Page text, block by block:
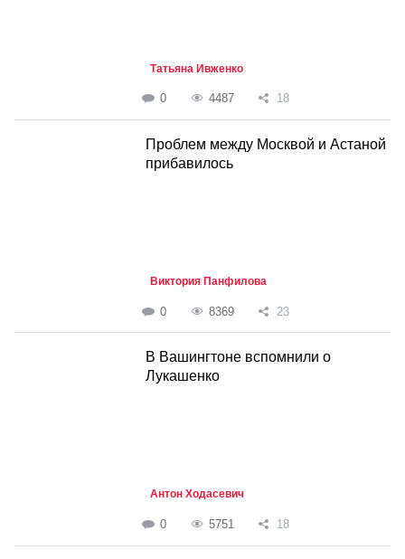
Татьяна Ивженко
0 4487 18
Проблем между Москвой и Астаной
прибавилось
Виктория Панфилова
0 8369 23
В Вашингтоне вспомнили о
Лукашенко
Антон Ходасевич
0 5751 18